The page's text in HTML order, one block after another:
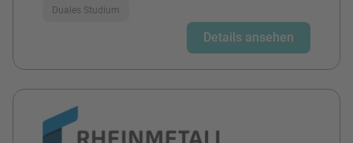
Duales Studium
Details ansehen